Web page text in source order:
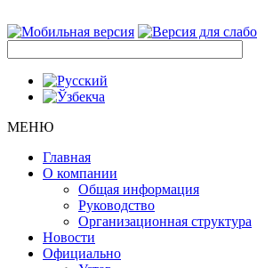
МЕНЮ
Главная
О компании
Общая информация
Руководство
Организационная структура
Новости
Официально